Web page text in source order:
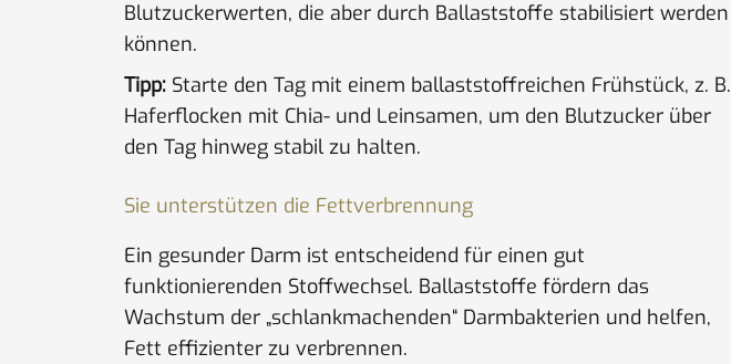
Blutzuckerwerten, die aber durch Ballaststoffe stabilisiert werden
können.
Tipp: Starte den Tag mit einem ballaststoffreichen Frühstück, z. B.
Haferflocken mit Chia- und Leinsamen, um den Blutzucker über
den Tag hinweg stabil zu halten.
Sie unterstützen die Fettverbrennung
Ein gesunder Darm ist entscheidend für einen gut
funktionierenden Stoffwechsel. Ballaststoffe fördern das
Wachstum der „schlankmachenden“ Darmbakterien und helfen,
Fett effizienter zu verbrennen.